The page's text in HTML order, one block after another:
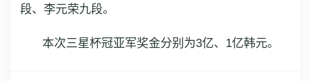
段、李元荣九段。
本次三星杯冠亚军奖金分别为3亿、1亿韩元。